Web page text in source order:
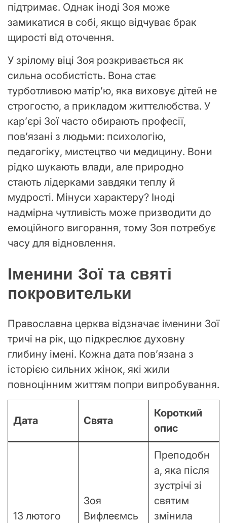
підтримає. Однак іноді Зоя може
замикатися в собі, якщо відчуває брак
щирості від оточення.
У зрілому віці Зоя розкривається як
сильна особистість. Вона стає
турботливою матір’ю, яка виховує дітей не
строгостю, а прикладом життєлюбства. У
кар’єрі Зої часто обирають професії,
пов’язані з людьми: психологію,
педагогіку, мистецтво чи медицину. Вони
рідко шукають влади, але природно
стають лідерками завдяки теплу й
мудрості. Мінуси характеру? Іноді
надмірна чутливість може призводити до
емоційного вигорання, тому Зоя потребує
часу для відновлення.
Іменини Зої та святі
покровительки
Православна церква відзначає іменини Зої
тричі на рік, що підкреслює духовну
глибину імені. Кожна дата пов’язана з
історією сильних жінок, які жили
повноцінним життям попри випробування.
Дата Свята
Короткий
опис
13 лютого
Зоя
Вифлеємсь
Преподобн
а, яка після
зустрічі зі
святим
змінила